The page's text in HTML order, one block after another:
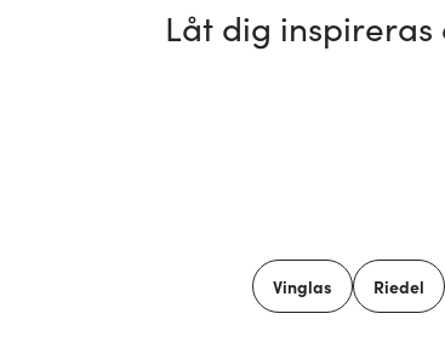
Låt dig
Vinglas Riedel